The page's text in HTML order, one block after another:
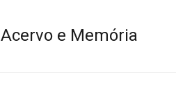
Acervo e Memória